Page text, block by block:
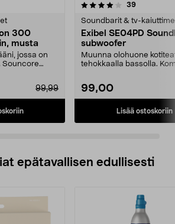
300
musta
jossa on
Souncore
99,99
39arvostelut
Soundbarit & tv-
Exibel SE04PD
subwoofer
Muunna olohuone
tehokkaalla bassolla.
99,00
Lisää ostoskoriin
4.0 viidestä
epätavallisen edullisesti